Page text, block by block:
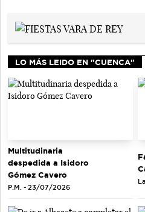
LO MÁS LEIDO EN "CUENCA"
Multitudinaria
despedida a Isidoro
Gómez Cavero
P.M. - 23/07/2026